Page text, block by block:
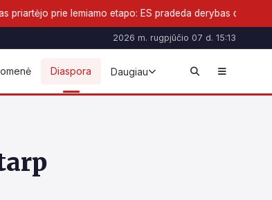
etapo: ES pradeda derybas dėl naujos pinigų formos
2026 m. rugpjūčio 07 d. 15:13
Diaspora Daugiau